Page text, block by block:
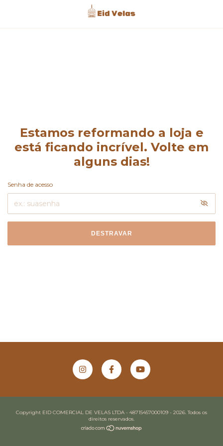
Estamos reformando a loja e
está ficando incrível. Volte em
alguns dias!
Senha de acesso
DESTRAVAR
Copyright EID COMERCIAL DE VELAS LTDA - 48715457000109 - 2026. Todos os
direitos reservados.